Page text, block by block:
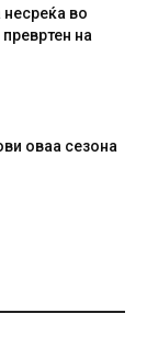
во
на
оваа сезона